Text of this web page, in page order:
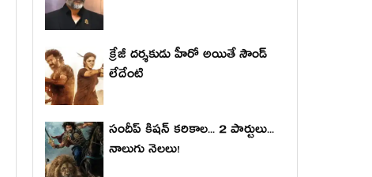
క్రేజీ దర్శకుడు హీరో అయితే సౌండ్
లేదేంటి
సందీప్ కిషన్ కరికాల... 2 పార్టులు...
నాలుగు నెలలు!